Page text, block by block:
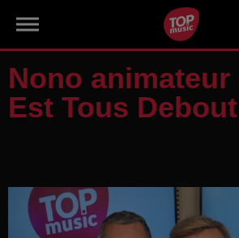
Nono animateur
Est Tous